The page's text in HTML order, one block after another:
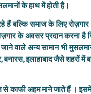
के हाथ में होती है।
हैं बल्कि समाज के लिए
के अवसर प्रदान करना
वाले अन्य सामान भी
इलाहाबाद जैसे शहरों में
काफी अहम माने जाते हैं ।